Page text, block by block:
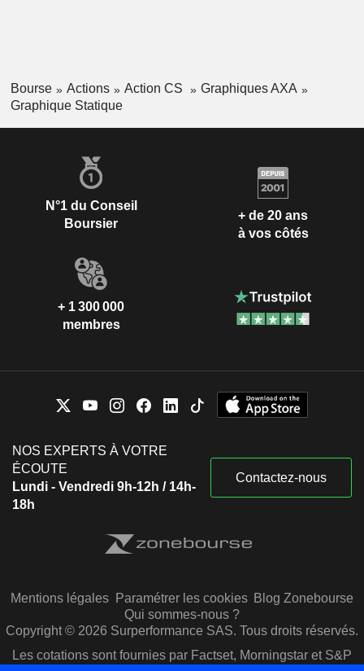
Bourse Actions Action CS
Graphiques AXA
Graphique Statique
N°1 du Conseil
Boursier
+ de 20 ans
à vos côtés
+ 1 300 000
membres
NOS EXPERTS À VOTRE
ÉCOUTE
Lundi - Vendredi 9h-12h / 14h-
18h
Contactez-nous
Mentions légales Paramétrer les cookies Blog Zonebourse
Qui sommes-nous ?
Copyright © 2026 Surperformance SAS. Tous droits réservés.
Les cotations sont fournies par Factset, Morningstar et S&P